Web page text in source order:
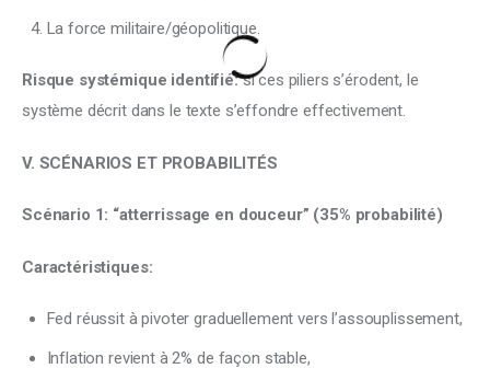
La force militaire/géopolitique.
Risque systémique identifié: si ces piliers s’érodent, le
système décrit dans le texte s’effondre effectivement.
V. SCÉNARIOS ET PROBABILITÉS
Scénario 1: “atterrissage en douceur” (35% probabilité)
Caractéristiques:
Fed réussit à pivoter graduellement vers l’assouplissement,
Inflation revient à 2% de façon stable,